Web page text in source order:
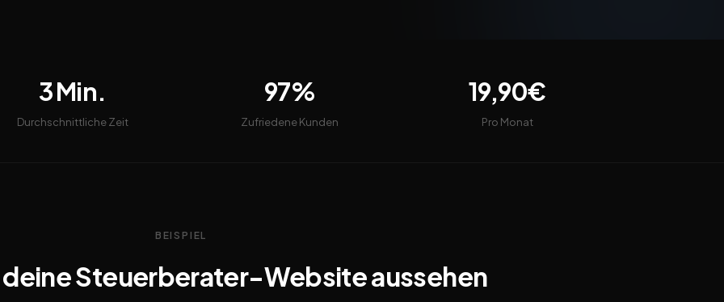
3 Min.
Durchschnittliche Zeit
97%
Zufriedene Kunden
19,90€
Pro Monat
BEISPIEL
Steuerberater-Website aussehen